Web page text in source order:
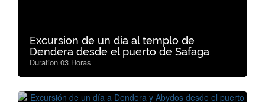
Excursion de un dia al templo de
Dendera desde el puerto de Safaga
Duration 03 Horas